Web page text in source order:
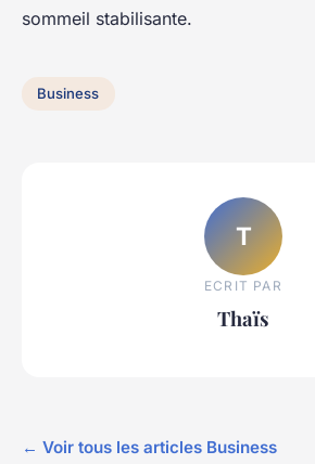
sommeil stabilisante.
Business
T
ECRIT PAR
Thaïs
← Voir tous les articles Business